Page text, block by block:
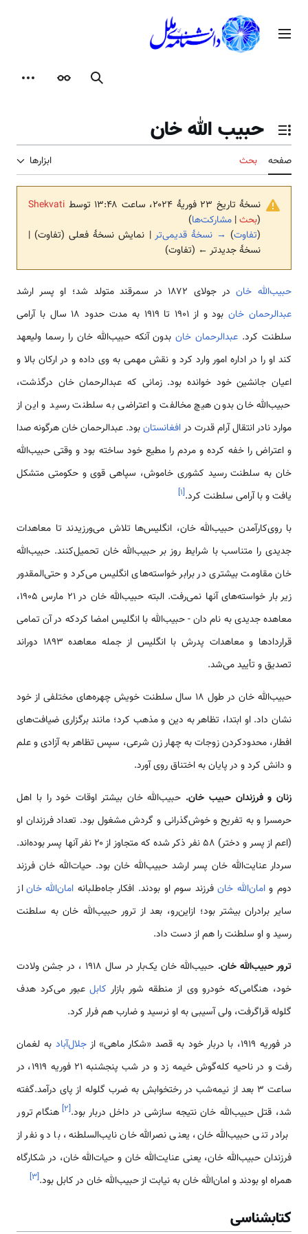
محتوامنوی اصلی
جستجوظاهر
تغییر وضعیت فهرست محتویات
حبیب الله خان
صفحه بحث ابزارها
نسخهٔ تاریخ ‏۲۳ فوریهٔ ۲۰۲۴، ساعت ۱۳:۴۸ توسط
Shekvati
(بحث| مشارکت‌ها)
(تفاوت) → نسخهٔ قدیمی‌تر | نمایش نسخهٔ فعلی (تفاوت) |
نسخهٔ جدیدتر ← (تفاوت)
حبیب‌الله خاندر جولای ۱۸۷۲ در سمرقند متولد شد؛ او پسر ارشد
عبدالرحمان خان
بود و از ۱۹۰۱ تا ۱۹۱۹ به مدت حدود ۱۸ سال با آرامی
سلطنت کرد. عبدالرحمان خانبدون آنکه حبیب‌الله خان را رسما ولیعهد
کند او را در اداره امور وارد کرد و نقش مهمی به وی داده و در ارکان بالا و
اعیان جانشین خود خوانده بود. زمانی که عبدالرحمان خان درگذشت،
حبیب‌الله خان بدون هیچ مخالفت و اعتراضی به سلطنت رسید و این از
موارد نادر انتقال آرام قدرت درافغانستانبود. عبدالرحمان خان هرگونه صدا
و اعتراض را خفه کرده و مردم را مطیع خود ساخته بود و وقتی حبیب‌الله
خان به سلطنت رسید کشوری خاموش، سپاهی قوی و حکومتی متشکل
یافت و با آرامی سلطنت کرد.[۱]
با روی‌کارآمدن حبیب‌الله خان، انگلیس‌ها تلاش می‌ورزیدند تا معاهدات
جدیدی را متناسب با شرایط روز بر حبیب‌الله خان تحمیل‌کنند. حبیب‌الله
خان مقاومت بیشتری در برابر خواسته‌های انگلیس می‌کرد و حتی‌المقدور
زیر بار خواسته‌های آنها نمی‌رفت. البته حبیب‌الله خان در ۲۱ مارس ۱۹۰۵،
معاهده جدیدی به نام دان - حبیب‌الله با انگلیس امضا کردکه در آن تمامی
قراردادها و معاهدات پدرش با انگلیس از جمله معاهده ۱۸۹۳ دوراند
تصدیق و تأیید می‌شد.
حبیب‌الله خان در طول ۱۸ سال سلطنت خویش چهره‌های مختلفی از خود
نشان داد. او ابتدا، تظاهر به دین و مذهب کرد؛ مانند برگزاری ضیافت‌های
افطار، محدودکردن زوجات به چهار زن شرعی، سپس تظاهر به آزادی و علم
و دانش کرد و در پایان به اختناق روی آورد.
زنان و فرزندان حبیب خان. حبیب‌الله خان بیشتر اوقات خود را با اهل
حرمسرا و به تفریح و خوش‌گذرانی و گردش مشغول بود. تعداد فرزندان او
(اعم از پسر و دختر) ۵۸ نفر ذکر شده که متجاوز از ۲۰ نفر آنها پسر بوده‌اند.
سردار عنایت‌الله خان پسر ارشد حبیب‌الله خان بود. حیات‌الله خان فرزند
دوم وامان‌الله خانفرزند سوم او بودند. افکار جاه‌طلبانه امان‌الله خاناز
سایر برادران بیشتر بود؛ ازاین‌رو، بعد از ترور حبیب‌الله خان به سلطنت
رسید و او سلطنت را هم از دست داد.
ترور حبیب‌الله خان.
حبیب‌الله خان یک‌بار در سال ۱۹۱۸ ، در جشن ولادت
خود، هنگامی‌که خودرو وی از منطقه شور بازار کابلعبور می‌کرد هدف
گلوله قراگرفت، ولی آسیبی به او نرسید و ضارب هم فرار کرد.
در فوریه ۱۹۱۹، با دربار خود به قصد «شکار ماهی» از جلال‌آباد به لغمان
رفت و در ناحیه کله‌گوش خیمه زد و در شب پنجشنبه ۲۱ فوریه ۱۹۱۹، در
ساعت ۳ بعد از نیمه‌شب در رختخوابش به ضرب گلوله از پای درآمد.گفته
شد، قتل حبیب‌الله خان نتیجه سازشی در داخل دربار بود.[۲]هنگام ترور
برادر تنی حبیب‌الله خان، یعنی نصرالله خان نایب‌السلطنه، با دو نفر از
فرزندان حبیب‌الله خان، یعنی عنایت‌الله خان و حیات‌الله خان، در شکارگاه
همراه او بودند و امان‌الله خان به نیابت از حبیب‌الله خان در کابل بود.[۳]
کتابشناسی